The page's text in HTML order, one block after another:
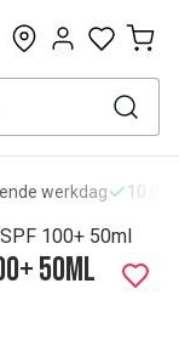
0
werkdag
100+ 50ml
50ml